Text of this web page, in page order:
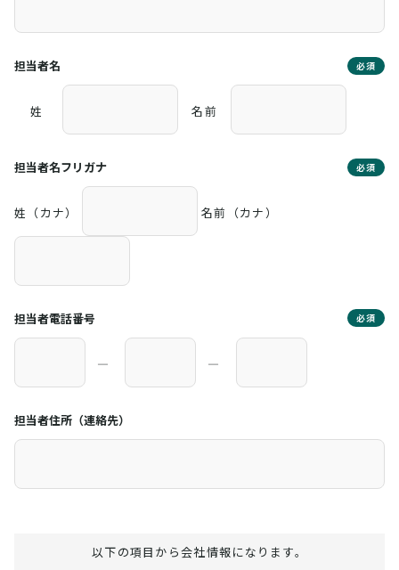
担当者名 必須
姓 名前
担当者名フリガナ 必須
姓（カナ） 名前（カナ）
担当者電話番号 必須
― ―
担当者住所（連絡先）
以下の項目から会社情報になります。